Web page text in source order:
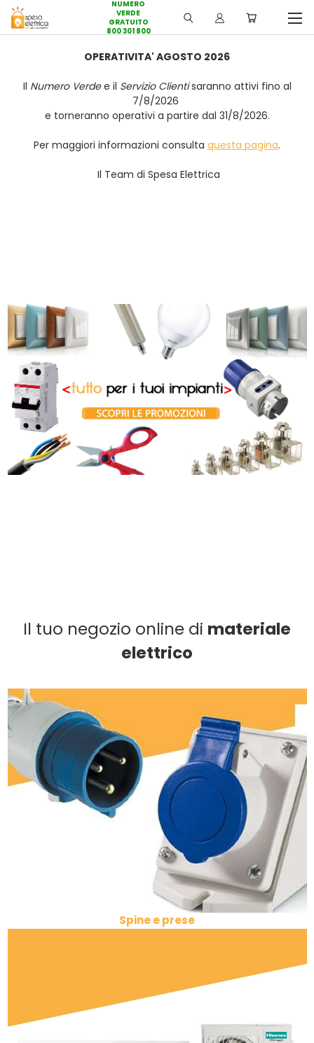
NUMERO
VERDE
GRATUITO
800 301 800
OPERATIVITA' AGOSTO 2026
Il Numero Verdee il Servizio Clientisaranno attivi fino al
7/8/2026
e torneranno operativi a partire dal 31/8/2026.
Per maggiori informazioni consulta questa pagina.
Il Team di Spesa Elettrica
Il tuo negozio online di materiale
elettrico
Spine e prese